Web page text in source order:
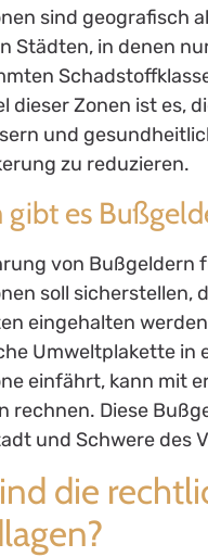
sind geografisch
Städten, in denen
dieser Zonen ist es,
und
zu reduzieren.
es
von Bußgeldern
soll sicherstellen,
eingehalten
Umweltplakette in
einfährt, kann mit
rechnen. Diese
und Schwere des
die